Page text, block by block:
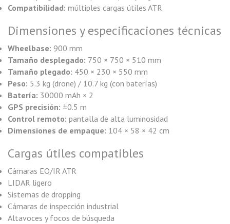
Compatibilidad: múltiples cargas útiles ATR
Dimensiones y especificaciones técnicas
Wheelbase: 900 mm
Tamaño desplegado: 750 × 750 × 510 mm
Tamaño plegado: 450 × 230 × 550 mm
Peso: 5.3 kg (drone) / 10.7 kg (con baterías)
Batería: 30000 mAh × 2
GPS precisión: ±0.5 m
Control remoto: pantalla de alta luminosidad
Dimensiones de empaque: 104 × 58 × 42 cm
Cargas útiles compatibles
Cámaras EO/IR ATR
LIDAR ligero
Sistemas de dropping
Cámaras de inspección industrial
Altavoces y focos de búsqueda